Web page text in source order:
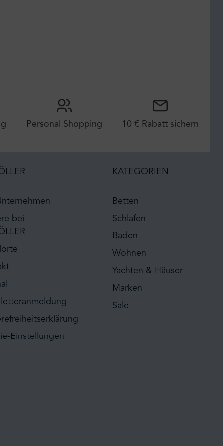
Personal Shopping 10 € Rabatt sichern
bei
Einstellungen
KATEGORIEN
Betten
Schlafen
Baden
Wohnen
Yachten & Häuser
Marken
Sale